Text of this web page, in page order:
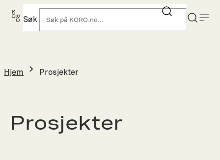
Hopp
Søk
Hjem Prosjekter
Prosjekter